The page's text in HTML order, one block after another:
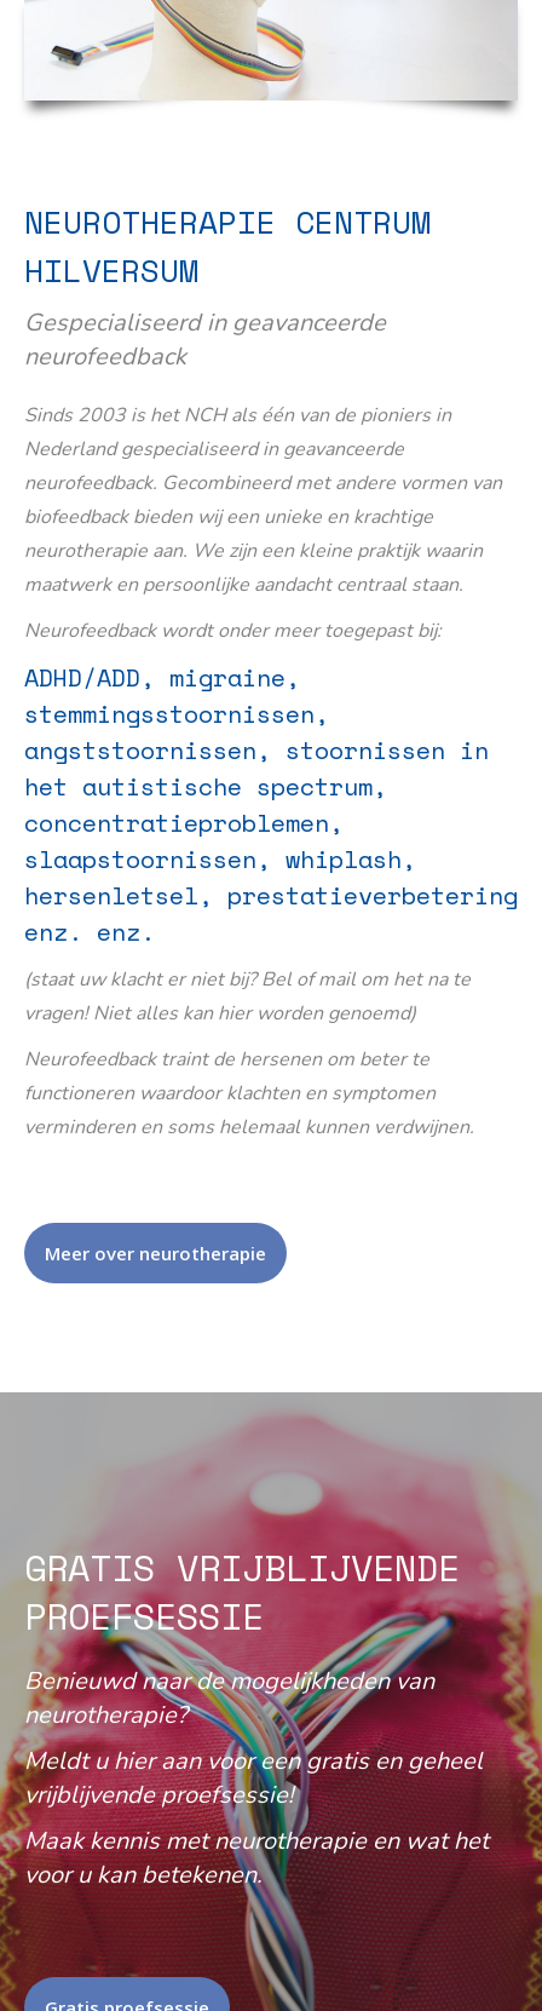
NEUROTHERAPIE CENTRUM
HILVERSUM
Gespecialiseerd in geavanceerde
neurofeedback
Sinds 2003 is het NCH als één van de pioniers in
Nederland gespecialiseerd in geavanceerde
neurofeedback. Gecombineerd met andere vormen van
biofeedback bieden wij een unieke en krachtige
neurotherapie aan. We zijn een kleine praktijk waarin
maatwerk en persoonlijke aandacht centraal staan.
Neurofeedback wordt onder meer toegepast bij:
ADHD/ADD, migraine,
stemmingsstoornissen,
angststoornissen, stoornissen in
het autistische spectrum,
concentratieproblemen,
slaapstoornissen, whiplash,
hersenletsel, prestatieverbetering
enz. enz.
(staat uw klacht er niet bij? Bel of mail om het na te
vragen! Niet alles kan hier worden genoemd)
Neurofeedback traint de hersenen om beter te
functioneren waardoor klachten en symptomen
verminderen en soms helemaal kunnen verdwijnen.
Meer over neurotherapie
GRATIS VRIJBLIJVENDE
PROEFSESSIE
Benieuwd naar de mogelijkheden van
neurotherapie?
Meldt u hier aan voor een gratis en geheel
vrijblijvende proefsessie!
Maak kennis met neurotherapie en wat het
voor u kan betekenen.